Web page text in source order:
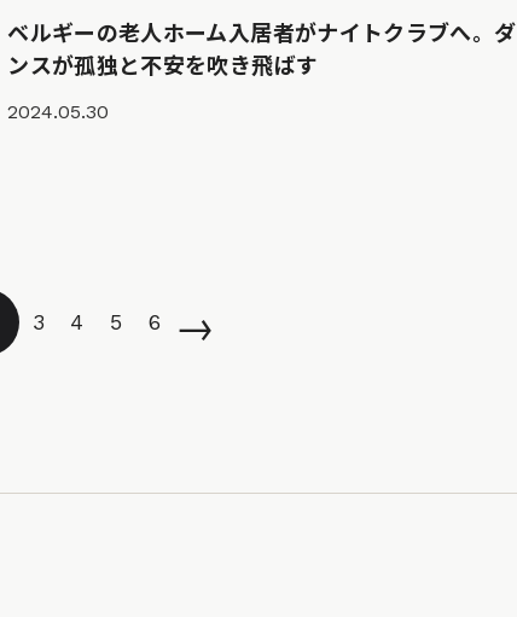
ベルギーの老人ホーム入居者がナイトクラブへ。ダ
ンスが孤独と不安を吹き飛ばす
2024.05.30
3 4 5 6 →